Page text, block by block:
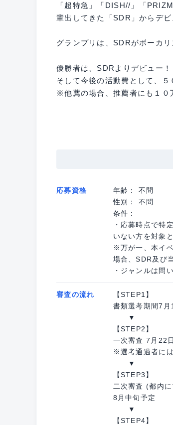
「超特急」「DISH//」「
輩出してきた「SDR」からデビ
グランプリは、SDRがボーカ
優勝者は、SDRよりデビュー！
そして今後の活動費として、５
※他薦の場合、推薦者にも１０
応募資格
年齢： 不問
性別： 不問
条件：
・応募時点で特
いない方を対象
※万が一、本イ
場合、SDR及び
・ジャンルは問
審査の流れ
【STEP1】
書類選考期間7
▼
【STEP2】
一次審査 7月22
※選考通過者に
▼
【STEP3】
二次審査 (都内
8月中旬予定
▼
【STEP4】